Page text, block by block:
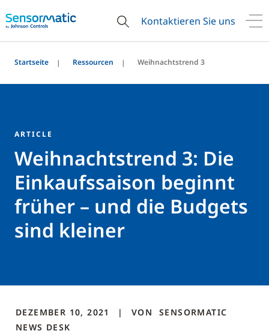
Kontaktieren Sie uns
Startseite Ressourcen Weihnachtstrend 3
ARTICLE
Weihnachtstrend 3: Die
Einkaufssaison beginnt
früher – und die Budgets
sind kleiner
DEZEMBER 10, 2021 VON
SENSORMATIC
NEWS DESK